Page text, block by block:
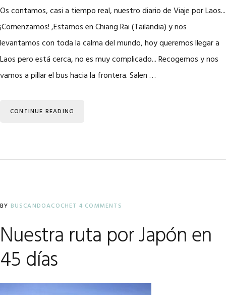
Os contamos, casi a tiempo real, nuestro diario de Viaje por Laos...
¡Comenzamos! ,Estamos en Chiang Rai (Tailandia) y nos
levantamos con toda la calma del mundo, hoy queremos llegar a
Laos pero está cerca, no es muy complicado... Recogemos y nos
vamos a pillar el bus hacia la frontera. Salen …
CONTINUE READING
BY BUSCANDOACOCHET 4 COMMENTS
Nuestra ruta por Japón en
45 días